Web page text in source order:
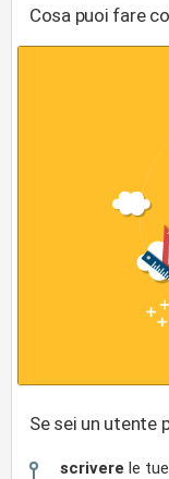
Cosa puoi fare
Se sei un utente
scrivere le